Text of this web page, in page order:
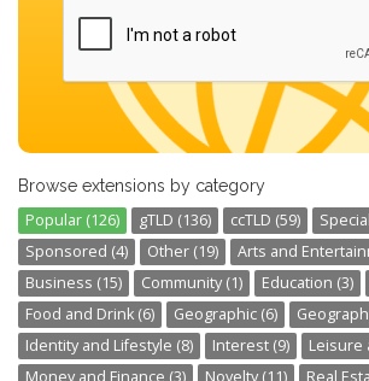
Browse extensions by category
Popular (126) gTLD (136) ccTLD (59)
Sponsored (4)
Other (19)
Arts and
Business (15)
Community (1) Education (3)
Food and Drink (6)
Geographic (6)
Identity and Lifestyle (8)
Interest (9)
Leisure
Money and Finance (3)
Novelty (11)
Real